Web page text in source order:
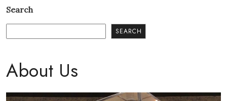
Search
SEARCH
About Us